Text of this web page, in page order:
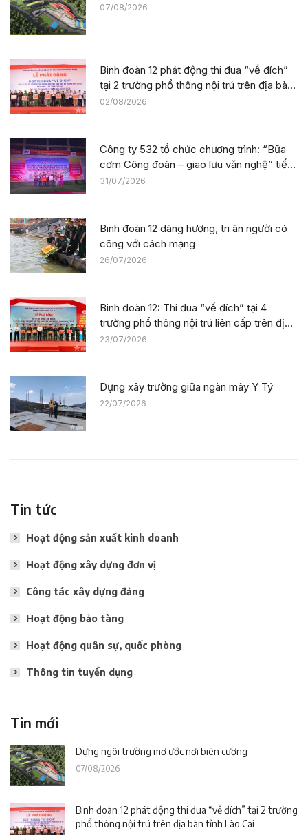
07/08/2026
Binh đoàn 12 phát động thi đua “về đích”
tại 2 trường phổ thông nội trú trên địa bàn
tỉnh Lào Cai
02/08/2026
Công ty 532 tổ chức chương trình: “Bữa
cơm Công đoàn – giao lưu văn nghệ” tiếp
sức công trường tại dự án Trường phổ
31/07/2026
Binh đoàn 12 dâng hương, tri ân người có
công với cách mạng
26/07/2026
Binh đoàn 12: Thi đua “về đích” tại 4
trường phổ thông nội trú liên cấp trên địa
bàn tỉnh Thanh Hóa
23/07/2026
Dựng xây trường giữa ngàn mây Y Tý
22/07/2026
Tin tức
Hoạt động sản xuất kinh doanh
Hoạt động xây dựng đơn vị
Công tác xây dựng đảng
Hoạt động bảo tàng
Hoạt động quân sự, quốc phòng
Thông tin tuyển dụng
Tin mới
Dựng ngôi trường mơ ước nơi biên cương
07/08/2026
Binh đoàn 12 phát động thi đua “về đích” tại 2 trường
phổ thông nội trú trên địa bàn tỉnh Lào Cai